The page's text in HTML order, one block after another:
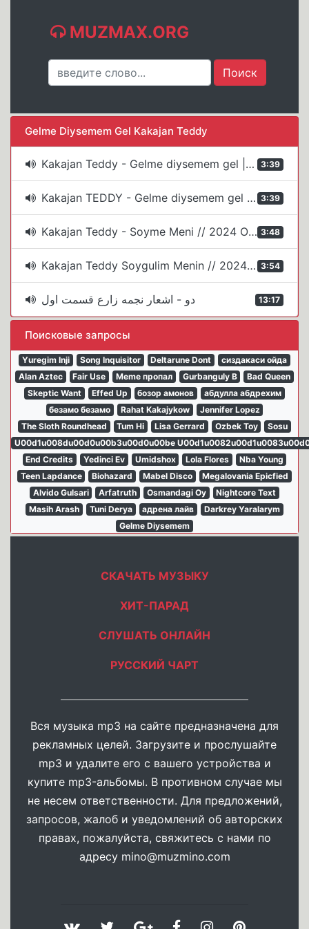
MUZMAX.ORG
Gelme Diysemem Gel Kakajan Teddy
3:39
Kakajan Teddy - Gelme diysemem gel || 2024 Official Video (turkmen klip)
3:39
Kakajan TEDDY - Gelme diysemem gel (official clip)
3:48
Kakajan Teddy - Soyme Meni // 2024 Official Video
3:54
Kakajan Teddy Soygulim Menin // 2024 Official Video (turkmen klip)
13:17 دو - اشعار نجمه زارع قسمت اول
Поисковые запросы
Yuregim Inji Song Inquisitor Deltarune Dont
сиздакаси ойда
Alan Aztec
Fair Use Meme пропал Gurbanguly B
Bad Queen
Skeptic Want
Effed Up бозор амонов
абдулла абдрехим
безамо безамо
Rahat Kakajykow
Jennifer Lopez
The Sloth Roundhead
Tum Hi Lisa Gerrard Ozbek Toy
Sosu
U00d1u008du00d0u00b3u00d0u00be
End Credits
Yedinci Ev Umidshox Lola Flores
Nba Young
Teen Lapdance
Biohazard Mabel Disco
Megalovania Epicfied
Alvido Gulsari
Arfatruth Osmandagi Oy
Nightcore Text
Masih Arash
Tuni Derya адрена лайв
Darkrey Yaralarym
Gelme Diysemem
СКАЧАТЬ МУЗЫКУ
ХИТ-ПАРАД
СЛУШАТЬ ОНЛАЙН
РУССКИЙ ЧАРТ
Вся музыка mp3 на сайте предназначена для
рекламных целей. Загрузите и прослушайте
mp3 и удалите его с вашего устройства и
купите mp3-альбомы. В противном случае мы
не несем ответственности. Для предложений,
запросов, жалоб и уведомлений об авторских
правах, пожалуйста, свяжитесь с нами по
адресу mino@muzmino.com